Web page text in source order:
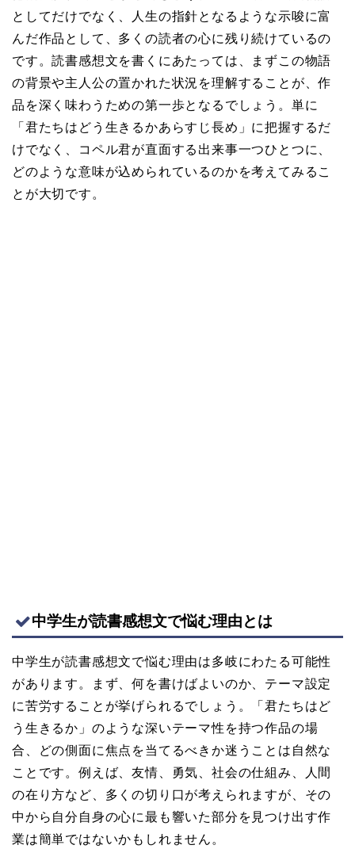
としてだけでなく、人生の指針となるような示唆に富
んだ作品として、多くの読者の心に残り続けているの
です。読書感想文を書くにあたっては、まずこの物語
の背景や主人公の置かれた状況を理解することが、作
品を深く味わうための第一歩となるでしょう。単に
「君たちはどう生きるかあらすじ長め」に把握するだ
けでなく、コペル君が直面する出来事一つひとつに、
どのような意味が込められているのかを考えてみるこ
とが大切です。
中学生が読書感想文で悩む理由とは
中学生が読書感想文で悩む理由は多岐にわたる可能性
があります。まず、何を書けばよいのか、テーマ設定
に苦労することが挙げられるでしょう。「君たちはど
う生きるか」のような深いテーマ性を持つ作品の場
合、どの側面に焦点を当てるべきか迷うことは自然な
ことです。例えば、友情、勇気、社会の仕組み、人間
の在り方など、多くの切り口が考えられますが、その
中から自分自身の心に最も響いた部分を見つけ出す作
業は簡単ではないかもしれません。